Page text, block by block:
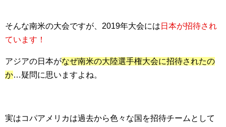
そんな南米の大会ですが、2019年大会には 日本が招待され
ています！
アジアの日本がなぜ南米の大陸選手権大会に招待されたの
か…疑問に思いますよね。
実はコパアメリカは過去から色々な国を招待チームとして